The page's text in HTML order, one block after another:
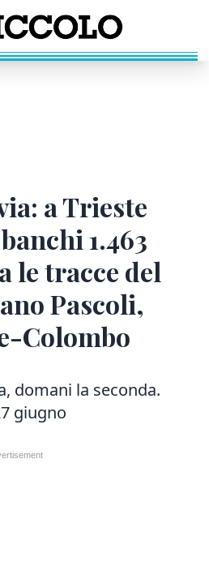
a Trieste
1.463
le tracce del
Pascoli,
Colombo
domani la seconda.
giugno